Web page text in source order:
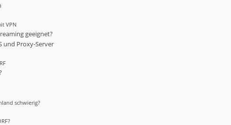
VPN
geeignet?
und Proxy-Server
schwierig?